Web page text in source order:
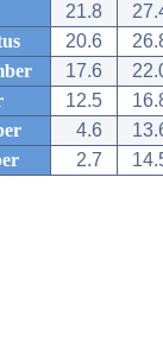
21.8
20.6
17.6
12.5
4.6
2.7